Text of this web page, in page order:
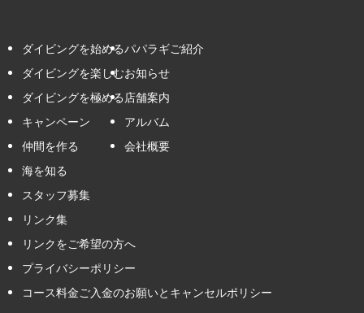
ダイビングを始める
ダイビングを楽しむ
ダイビングを極める
キャンペーン
仲間を作る
海を知る
パパラギご紹介
お知らせ
店舗案内
アルバム
会社概要
スタッフ募集
リンク集
リンクをご希望の方へ
プライバシーポリシー
コース料金ご入金のお願いとキャンセルポリシー